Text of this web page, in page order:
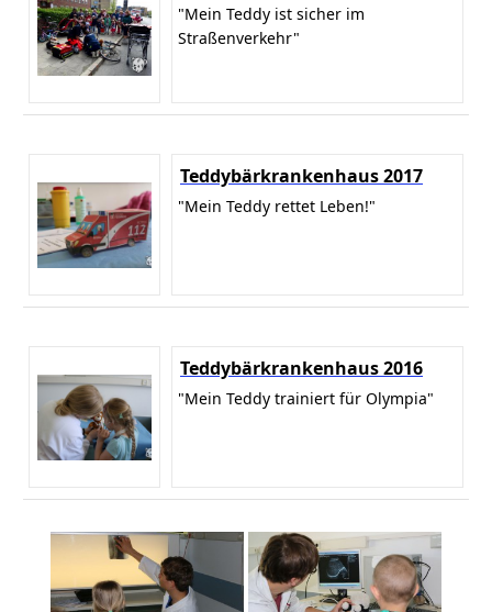
"Mein Teddy ist sicher im
Straßenverkehr"
Teddybärkrankenhaus 2017
"Mein Teddy rettet Leben!"
Teddybärkrankenhaus 2016
"Mein Teddy trainiert für Olympia"